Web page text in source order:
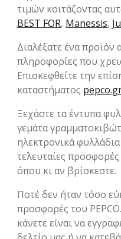
τιμών κοιτάζοντας
BEST FOR, Manessis,
Διαλέξατε ένα προϊόν
πληροφορίες που
Επισκεφθείτε την
καταστήματος
Ξεχάστε τα έντυπα
γεμάτα
ηλεκτρονικά
τελευταίες προσφορές
όπου κι αν βρίσκεστε.
Ποτέ δεν ήταν τόσο
προσφορές του
κάνετε είναι να